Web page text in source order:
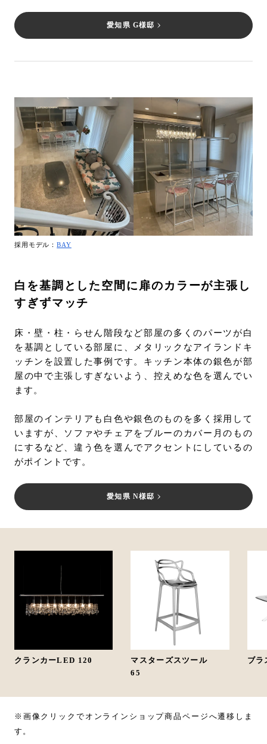
愛知県 G様邸
採用モデル：BAY
白を基調とした空間に扉のカラーが主張し
すぎずマッチ
床・壁・柱・らせん階段など部屋の多くのパーツが白
を基調としている部屋に、メタリックなアイランドキ
ッチンを設置した事例です。キッチン本体の銀色が部
屋の中で主張しすぎないよう、控えめな色を選んでい
ます。
部屋のインテリアも白色や銀色のものを多く採用して
いますが、ソファやチェアをブルーのカバー月のもの
にするなど、違う色を選んでアクセントにしているの
がポイントです。
愛知県 N様邸
クランカーLED 120
マスターズスツール
65
ブラ
※画像クリックでオンラインショップ商品ページへ遷移しま
す。